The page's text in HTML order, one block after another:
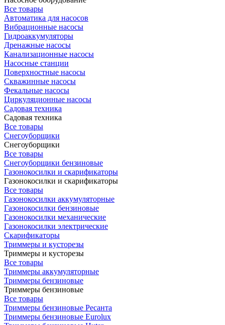
Все товары
Автоматика для насосов
Вибрационные насосы
Гидроаккумуляторы
Дренажные насосы
Канализационные насосы
Насосные станции
Поверхностные насосы
Скважинные насосы
Фекальные насосы
Циркуляционные насосы
Садовая техника
Садовая техника
Все товары
Снегоуборщики
Снегоуборщики
Все товары
Снегоуборщики бензиновые
Газонокосилки и скарификаторы
Газонокосилки и скарификаторы
Все товары
Газонокосилки аккумуляторные
Газонокосилки бензиновые
Газонокосилки механические
Газонокосилки электрические
Скарификаторы
Триммеры и кусторезы
Триммеры и кусторезы
Все товары
Триммеры аккумуляторные
Триммеры бензиновые
Триммеры бензиновые
Все товары
Триммеры бензиновые Ресанта
Триммеры бензиновые Eurolux